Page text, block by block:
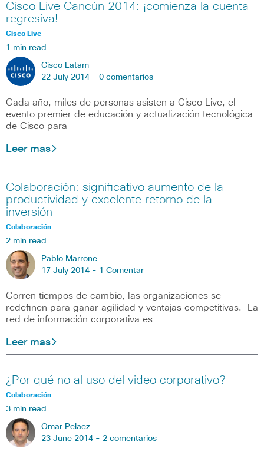
Cisco Live Cancún 2014: ¡comienza la cuenta
regresiva!
Cisco Live
1 min read
Cisco Latam
22 July 2014 - 0 comentarios
Cada año, miles de personas asisten a Cisco Live, el
evento premier de educación y actualización tecnológica
de Cisco para
Leer mas
Colaboración: significativo aumento de la
productividad y excelente retorno de la
inversión
Colaboración
2 min read
Pablo Marrone
17 July 2014 - 1 Comentar
Corren tiempos de cambio, las organizaciones se
redefinen para ganar agilidad y ventajas competitivas. La
red de información corporativa es
Leer mas
¿Por qué no al uso del video corporativo?
Colaboración
3 min read
Omar Pelaez
23 June 2014 - 2 comentarios